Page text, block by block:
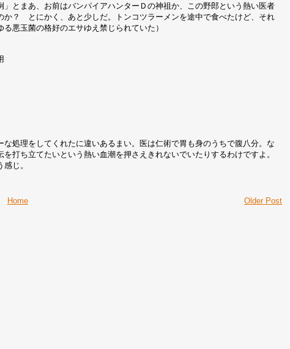
とまあ、お前はバンパイアハンターＤの神祖か、この野郎という熱い医者
？ とにかく、あと少しだ。トンコツラーメンを途中で食べたけど、それ
悪玉菌の格好のエサゆえ禁じられていた）
処理をしてくれたに違いあるまい。医は仁術で胃も身のうちで腹八分。な
打ち立てたいという熱い血潮を押さえきれないでいたりするわけですよ。
じ。
Older Post
Home